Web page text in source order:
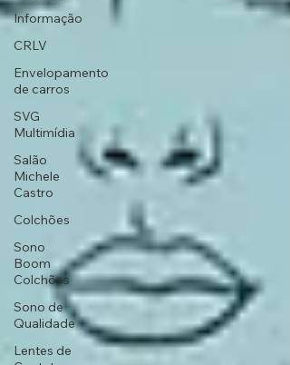
Informação
CRLV
Envelopamento
de carros
SVG
Multimídia
Salão
Michele
Castro
Colchões
Sono
Boom
Colchões
Sono de
Qualidade
Lentes de